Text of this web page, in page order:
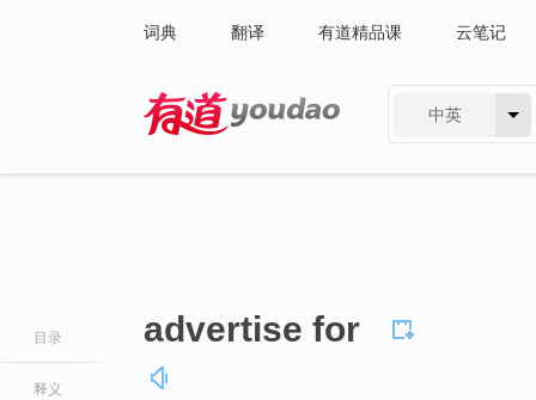
词典 翻译 有道精品课 云笔记
中英
目录
释义
advertise for